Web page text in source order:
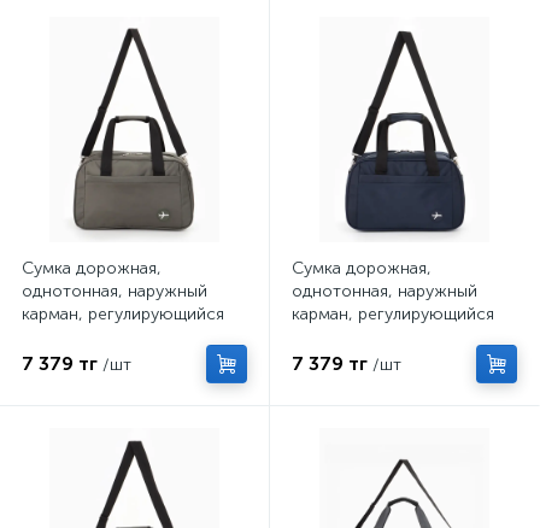
Сумка дорожная,
однотонная, наружный
карман, регулирующийся
зелёная
7 379 тг /шт
Сумка дорожная,
однотонная, наружный
карман, регулирующийся
синяя
7 379 тг /шт